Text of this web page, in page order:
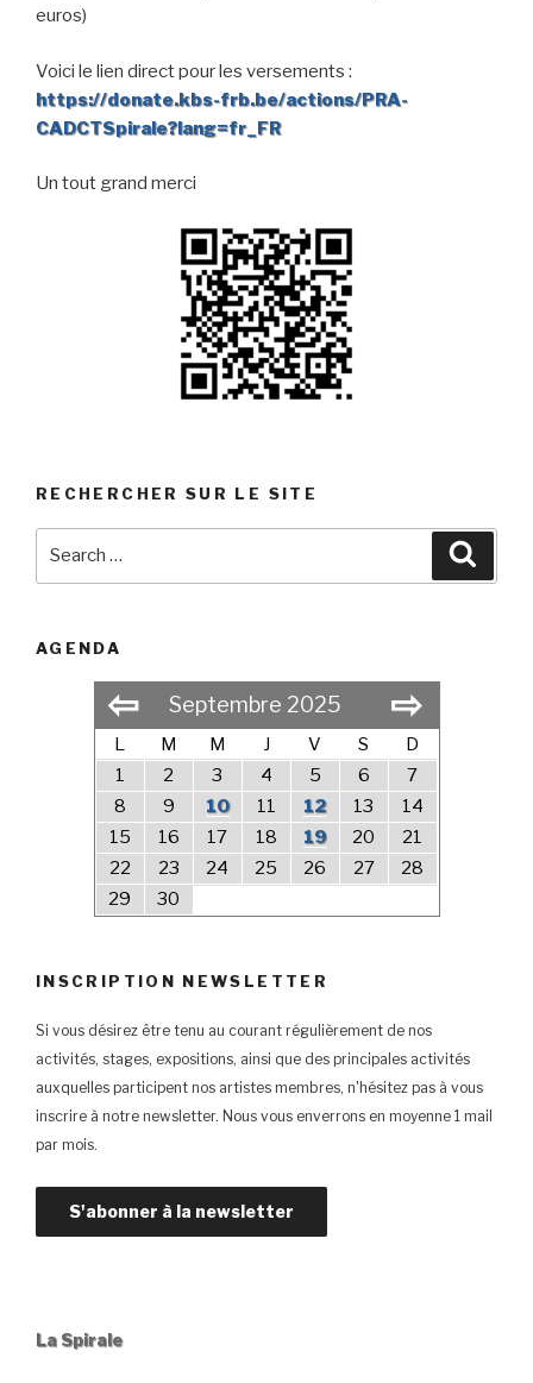
euros)
Voici le lien direct pour les versements :
https://donate.kbs-frb.be/actions/PRA-
CADCTSpirale?lang=fr_FR
Un tout grand merci
RECHERCHER SUR LE SITE
AGENDA
⇦ Septembre 2025 ⇨
L M M J V S
D
1
2 3 4 5 6
7
8
9 10 11 12 13
14
15
16 17 18 19 20
21
22
23 24 25 26 27
28
29
30
INSCRIPTION NEWSLETTER
Si vous désirez être tenu au courant régulièrement de nos
activités, stages, expositions, ainsi que des principales activités
auxquelles participent nos artistes membres, n'hésitez pas à vous
inscrire à notre newsletter. Nous vous enverrons en moyenne 1 mail
par mois.
La Spirale